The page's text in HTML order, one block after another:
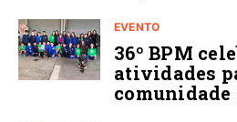
EVENTO
36º BPM
atividades